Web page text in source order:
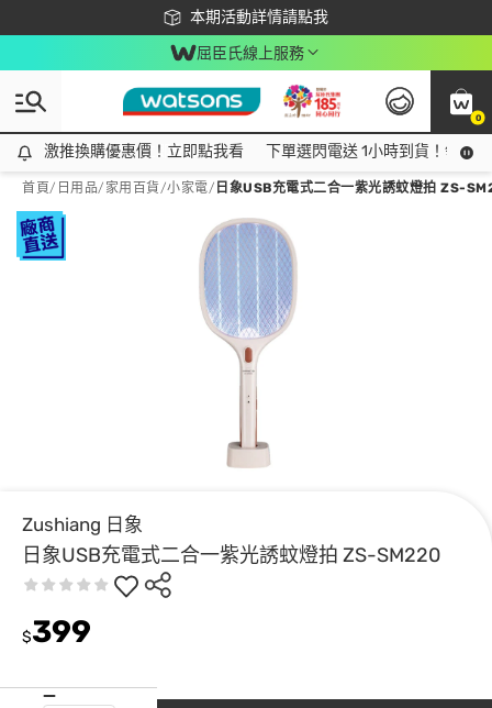
本期活動詳情請點我
下載app最高回饋$350
屈臣氏線上服務
0
激推換購優惠價！立即點我看
激推換購優惠價！立即點我看 下單選閃電送 1小時到貨！領神
首頁/ 日用品/ 家用百貨/小家電/ 日象USB充電式二合一紫光誘蚊燈拍 ZS-
Zushiang 日象
日象USB充電式二合一紫光誘蚊燈拍 ZS-SM220
$399